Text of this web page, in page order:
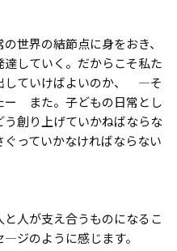
世界の結節点に身をおき、
していく。だからこそ私た
していけばよいのか、 ―そ
ー また。子どもの日常とし
創り上げていかねばならな
っていかなければならない
人が支え合うものになるこ
ジのように感じます。